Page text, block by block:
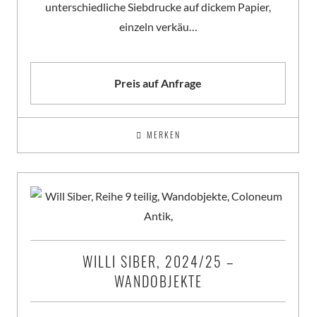
unterschiedliche Siebdrucke auf dickem Papier,
einzeln verkäu…
Preis auf Anfrage
MERKEN
WILLI SIBER, 2024/25 –
WANDOBJEKTE